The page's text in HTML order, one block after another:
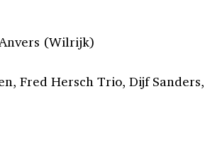
(Wilrijk)
Fred Hersch Trio, Dijf Sanders,